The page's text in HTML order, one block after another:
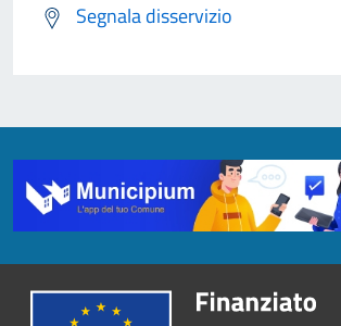
Segnala disservizio